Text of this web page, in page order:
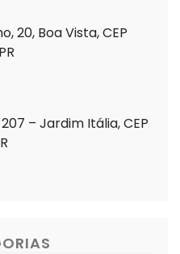
20, Boa Vista, CEP
– Jardim Itália, CEP